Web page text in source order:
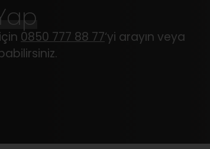
0850 777 88 77‘yi arayın veya